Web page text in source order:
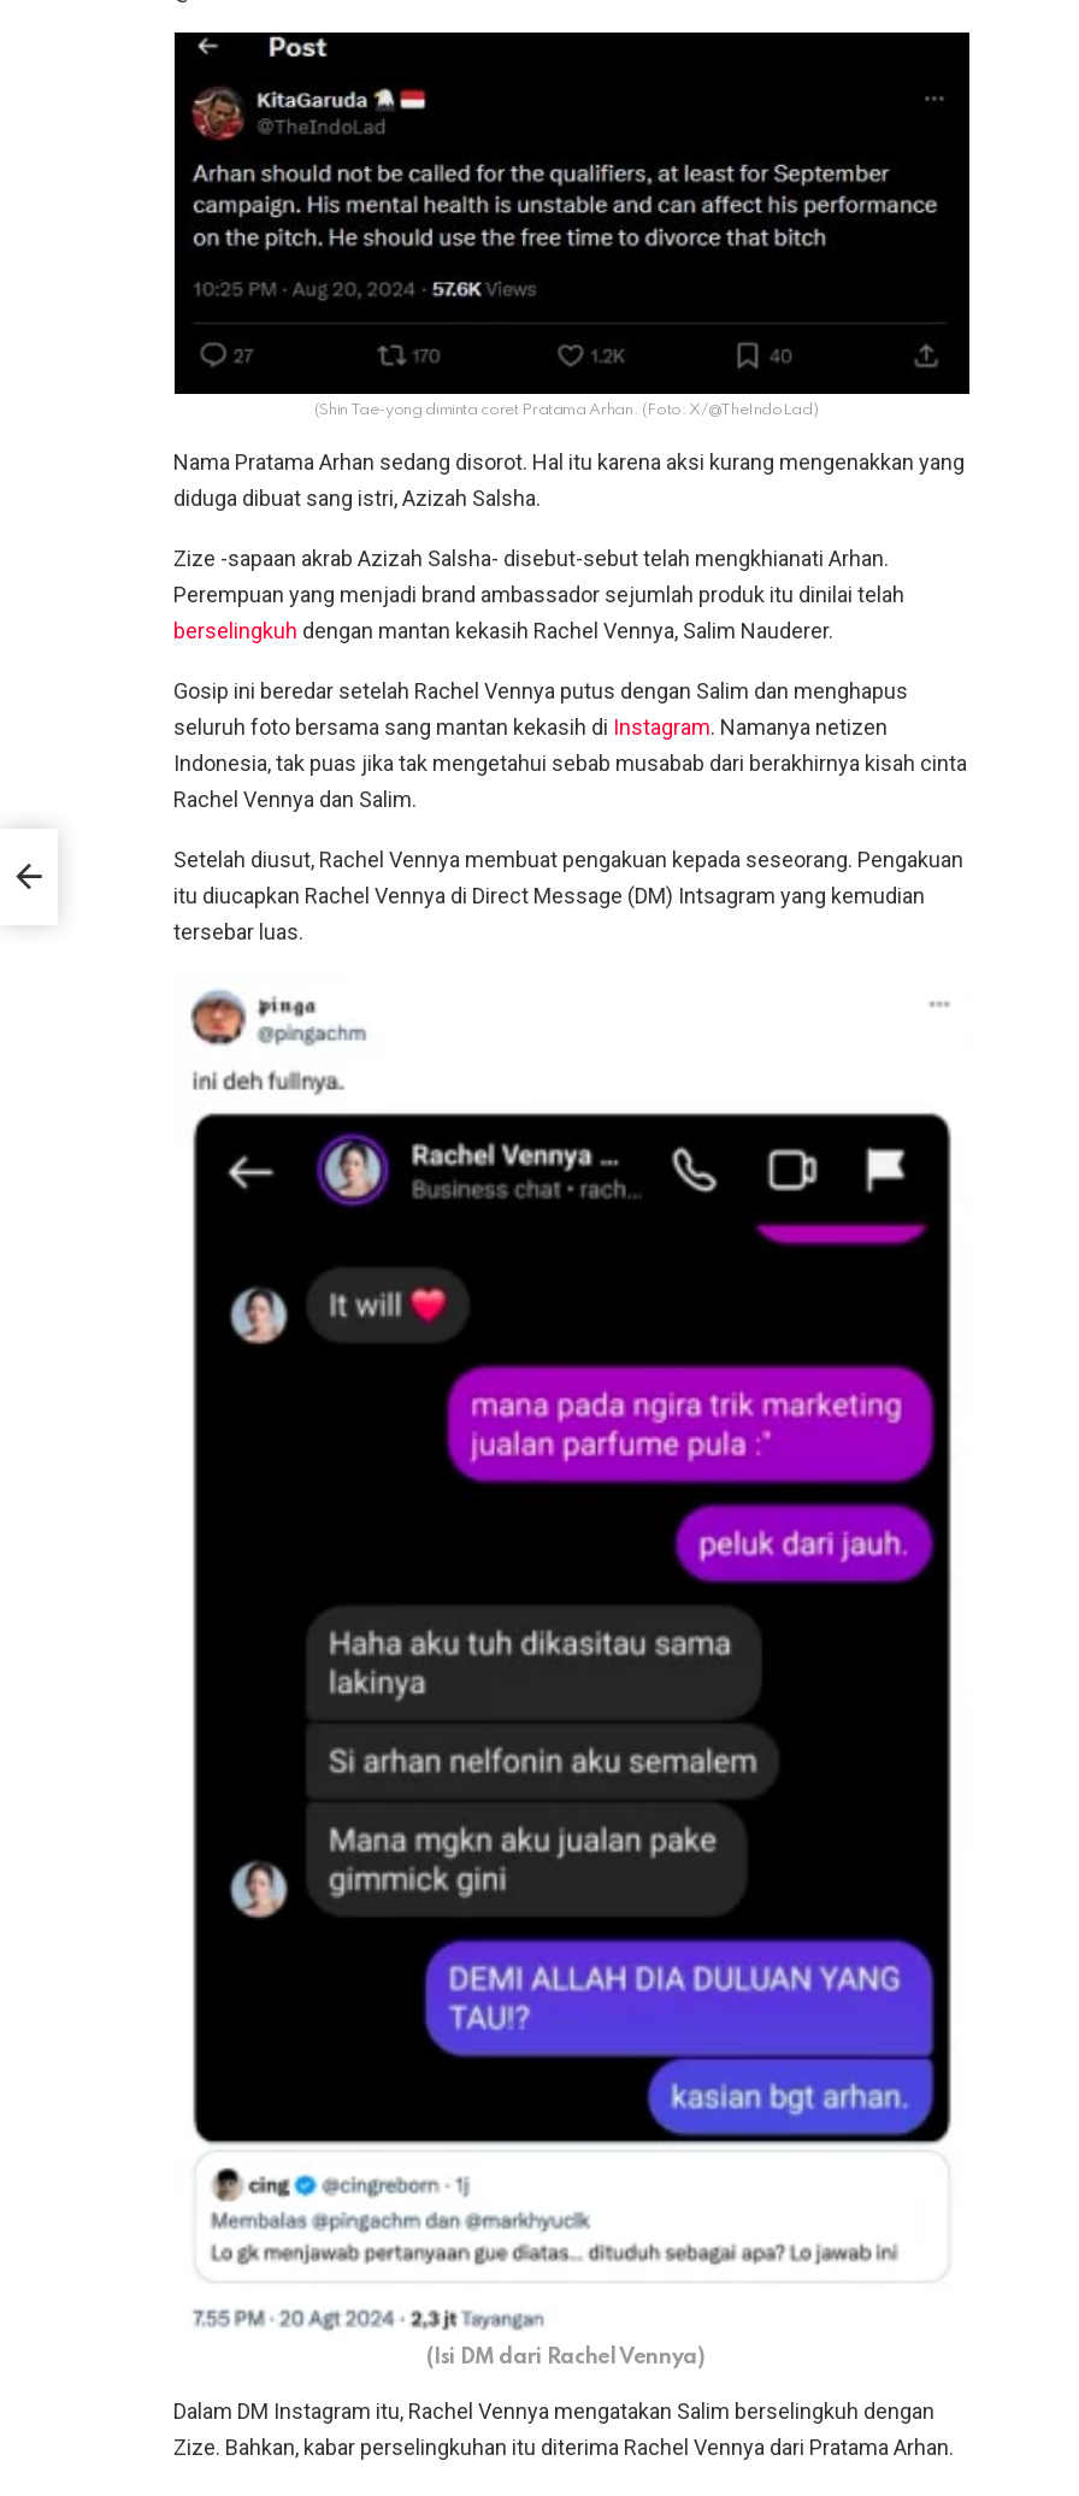
(Shin Tae-yong diminta coret Pratama Arhan. (Foto: X/@TheIndoLad)
Nama Pratama Arhan sedang disorot. Hal itu karena aksi kurang mengenakkan yang
diduga dibuat sang istri, Azizah Salsha.
Zize -sapaan akrab Azizah Salsha- disebut-sebut telah mengkhianati Arhan.
Perempuan yang menjadi brand ambassador sejumlah produk itu dinilai telah
berselingkuh dengan mantan kekasih Rachel Vennya, Salim Nauderer.
Gosip ini beredar setelah Rachel Vennya putus dengan Salim dan menghapus
seluruh foto bersama sang mantan kekasih di Instagram. Namanya netizen
Indonesia, tak puas jika tak mengetahui sebab musabab dari berakhirnya kisah cinta
Rachel Vennya dan Salim.
Setelah diusut, Rachel Vennya membuat pengakuan kepada seseorang. Pengakuan
itu diucapkan Rachel Vennya di Direct Message (DM) Intsagram yang kemudian
tersebar luas.
(Isi DM dari Rachel Vennya)
Dalam DM Instagram itu, Rachel Vennya mengatakan Salim berselingkuh dengan
Zize. Bahkan, kabar perselingkuhan itu diterima Rachel Vennya dari Pratama Arhan.